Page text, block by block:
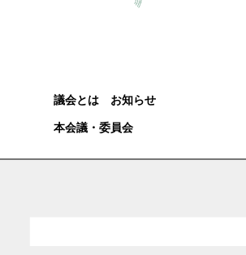
議会とは
お知らせ
本会議・委員会